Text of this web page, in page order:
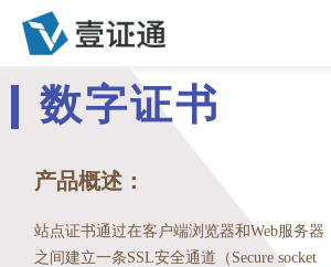
数字证书
产品概述：
站点证书通过在客户端浏览器和Web服务器
之间建立一条SSL安全通道（Secure socket